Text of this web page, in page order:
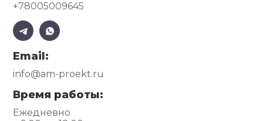
+78005009645
Email:
info@am-proekt.ru
Время работы:
Ежедневно